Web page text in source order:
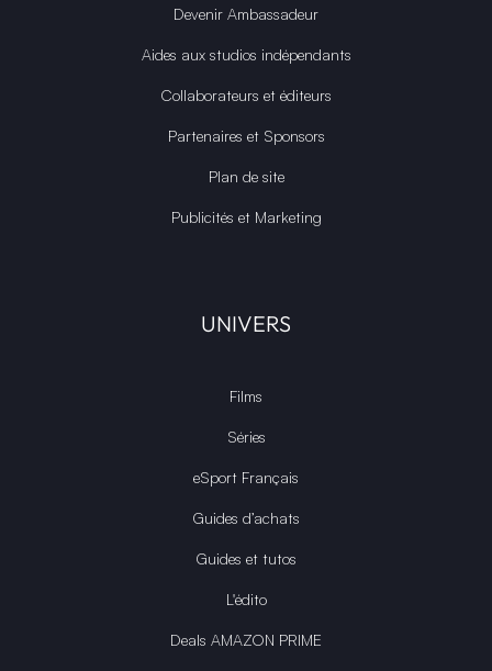
Devenir Ambassadeur
Aides aux studios indépendants
Collaborateurs et éditeurs
Partenaires et Sponsors
Plan de site
Publicités et Marketing
UNIVERS
Films
Séries
eSport Français
Guides d’achats
Guides et tutos
L'édito
Deals AMAZON PRIME